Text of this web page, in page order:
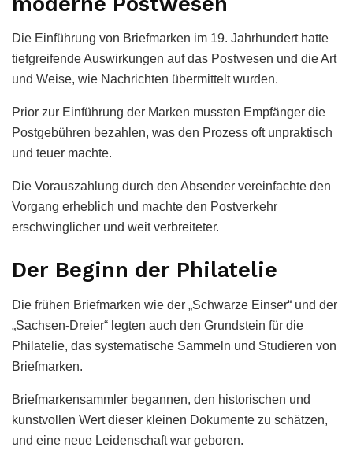
Die Einführung von Briefmarken im 19. Jahrhundert hatte
tiefgreifende Auswirkungen auf das Postwesen und die Art
und Weise, wie Nachrichten übermittelt wurden.
Prior zur Einführung der Marken mussten Empfänger die
Postgebühren bezahlen, was den Prozess oft unpraktisch
und teuer machte.
Die Vorauszahlung durch den Absender vereinfachte den
Vorgang erheblich und machte den Postverkehr
erschwinglicher und weit verbreiteter.
Der Beginn der Philatelie
Die frühen Briefmarken wie der „Schwarze Einser“ und der
„Sachsen-Dreier“ legten auch den Grundstein für die
Philatelie, das systematische Sammeln und Studieren von
Briefmarken.
Briefmarkensammler begannen, den historischen und
kunstvollen Wert dieser kleinen Dokumente zu schätzen,
und eine neue Leidenschaft war geboren.